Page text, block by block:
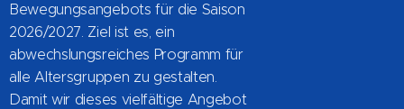
Bewegungsangebots für die Saison
2026/2027. Ziel ist es, ein
abwechslungsreiches Programm für
alle Altersgruppen zu gestalten.
Damit wir dieses vielfältige Angebot